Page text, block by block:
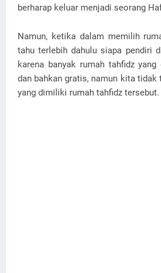
berharap keluar menjadi seorang
Namun, ketika dalam memilih
tahu terlebih dahulu siapa pendiri
karena banyak rumah tahfidz
dan bahkan gratis, namun kita tidak
yang dimiliki rumah tahfidz tersebut.